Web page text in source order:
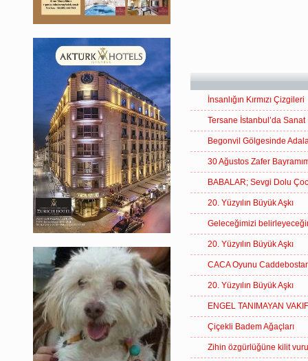
İnsanlığın Kırmızı Çizgileri
Tersane İstanbul’da Sanat
Begonvil Gölgesinde
30 Ağustos Zafer
BABALAR; Sevgi Dolu
20. Yüzyılın Büyük Aşkı
Geleceğimizi
20. Yüzyılın Büyük Aşkı
CACA Oyunu
20. Yüzyılın Büyük Aşkı
ENGEL TANIMAYAN
Çiçekli Badem Ağaçları
Zihin özgürlüğüne kilit